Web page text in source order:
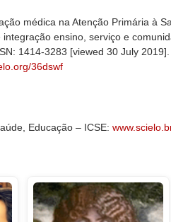
médica na Atenção Primária à
ensino, serviço e
1414-3283 [viewed 30 July
36dswf
Educação – ICSE: